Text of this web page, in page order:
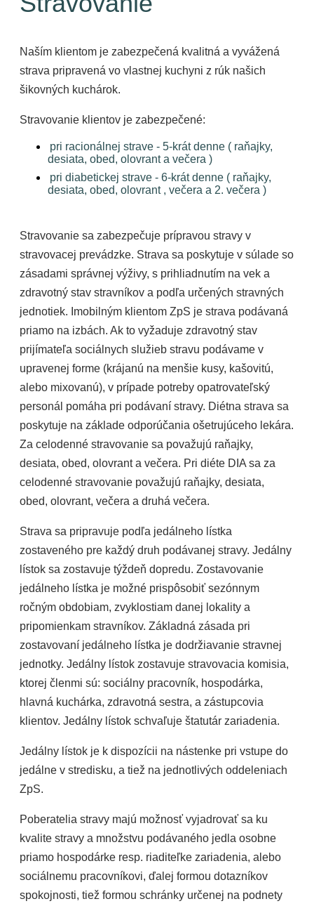
Naším klientom je zabezpečená kvalitná a vyvážená
strava pripravená vo vlastnej kuchyni z rúk našich
šikovných kuchárok.
Stravovanie klientov je zabezpečené:
pri racionálnej strave - 5-krát denne ( raňajky,
desiata, obed, olovrant a večera )
pri diabetickej strave - 6-krát denne ( raňajky,
desiata, obed, olovrant , večera a 2. večera )
Stravovanie sa zabezpečuje prípravou stravy v
stravovacej prevádzke. Strava sa poskytuje v súlade so
zásadami správnej výživy, s prihliadnutím na vek a
zdravotný stav stravníkov a podľa určených stravných
jednotiek. Imobilným klientom ZpS je strava podávaná
priamo na izbách. Ak to vyžaduje zdravotný stav
prijímateľa sociálnych služieb stravu podávame v
upravenej forme (krájanú na menšie kusy, kašovitú,
alebo mixovanú), v prípade potreby opatrovateľský
personál pomáha pri podávaní stravy. Diétna strava sa
poskytuje na základe odporúčania ošetrujúceho lekára.
Za celodenné stravovanie sa považujú raňajky,
desiata, obed, olovrant a večera. Pri diéte DIA sa za
celodenné stravovanie považujú raňajky, desiata,
obed, olovrant, večera a druhá večera.
Strava sa pripravuje podľa jedálneho lístka
zostaveného pre každý druh podávanej stravy. Jedálny
lístok sa zostavuje týždeň dopredu. Zostavovanie
jedálneho lístka je možné prispôsobiť sezónnym
ročným obdobiam, zvyklostiam danej lokality a
pripomienkam stravníkov. Základná zásada pri
zostavovaní jedálneho lístka je dodržiavanie stravnej
jednotky. Jedálny lístok zostavuje stravovacia komisia,
ktorej členmi sú: sociálny pracovník, hospodárka,
hlavná kuchárka, zdravotná sestra, a zástupcovia
klientov. Jedálny lístok schvaľuje štatutár zariadenia.
Jedálny lístok je k dispozícii na nástenke pri vstupe do
jedálne v stredisku, a tiež na jednotlivých oddeleniach
ZpS.
Poberatelia stravy majú možnosť vyjadrovať sa ku
kvalite stravy a množstvu podávaného jedla osobne
priamo hospodárke resp. riaditeľke zariadenia, alebo
sociálnemu pracovníkovi, ďalej formou dotazníkov
spokojnosti, tiež formou schránky určenej na podnety